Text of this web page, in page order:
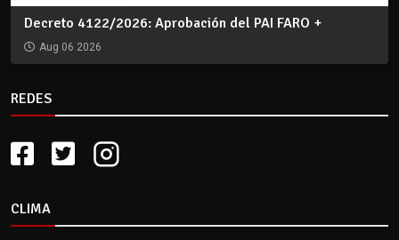
Decreto 4122/2026: Aprobación del PAI FARO +
Aug 06 2026
REDES
CLIMA